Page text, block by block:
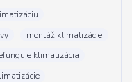
montáž klimatizácie
klimatizácia